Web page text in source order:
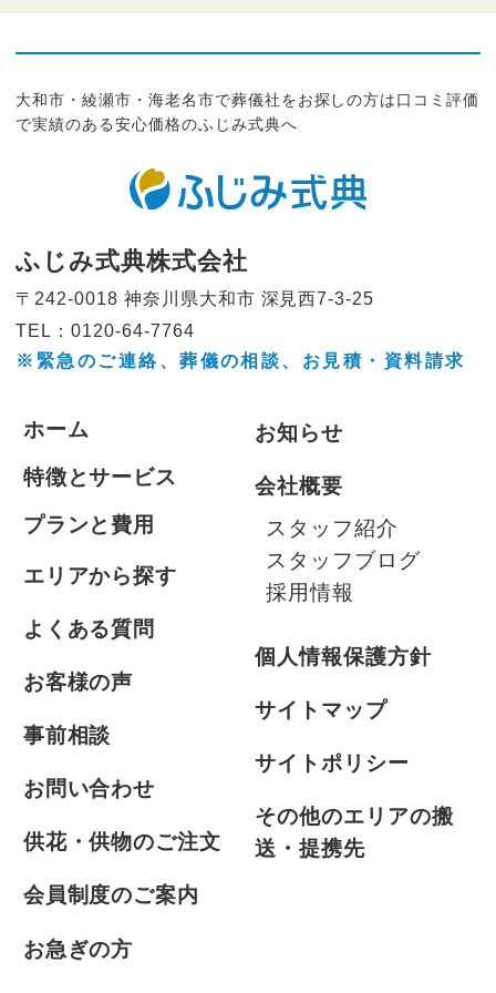
大和市・綾瀬市・海老名市で葬儀社をお探しの方は口コミ評価
で実績のある安心価格のふじみ式典へ
ふじみ式典株式会社
〒242-0018 神奈川県大和市 深見西7-3-25
TEL：0120-64-7764
※緊急のご連絡、葬儀の相談、 お見積・資料請求
ホーム
特徴とサービス
プランと費用
エリアから探す
よくある質問
お客様の声
事前相談
お問い合わせ
供花・供物のご注文
会員制度のご案内
お急ぎの方
お知らせ
会社概要
スタッフ紹介
スタッフブログ
採用情報
個人情報保護方針
サイトマップ
サイトポリシー
その他のエリアの搬
送・提携先